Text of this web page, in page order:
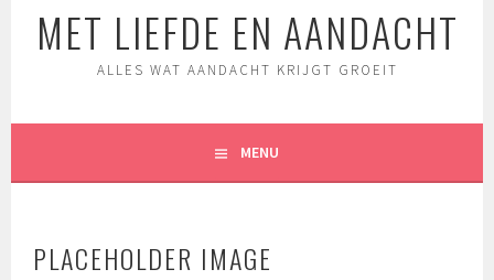
MET LIEFDE EN AANDACHT
ALLES WAT AANDACHT KRIJGT GROEIT
MENU
PLACEHOLDER IMAGE